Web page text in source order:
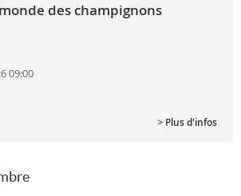
des champignons
09:00
> Plus d'infos